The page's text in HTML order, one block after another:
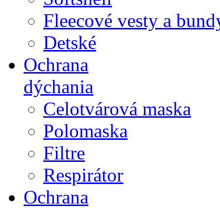
Fleecové vesty a
Detské
Ochrana
dýchania
Celotvárová maska
Polomaska
Filtre
Respirátor
Ochrana